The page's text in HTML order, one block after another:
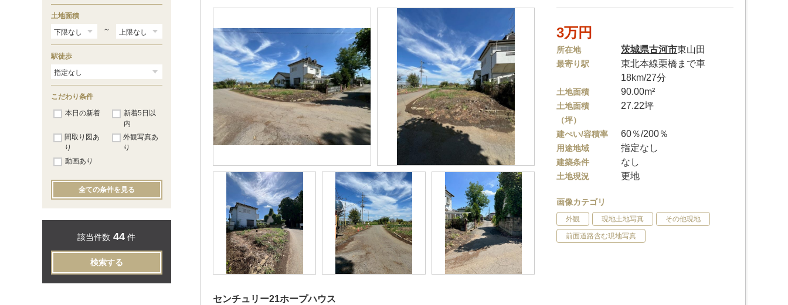
3万円
所在地 茨城県古河市東山田
最寄り駅
東北本線栗橋まで車
18km/27分
土地面積 90.00m²
土地面積
（坪）
27.22坪
建ぺい/容積率 60％/200％
用途地域 指定なし
建築条件 なし
土地現況 更地
画像カテゴリ
外観 現地土地写真 その他現地
前面道路含む現地写真
センチュリー21ホープハウス
下片田（1）
関戸
長左エ門新田 （1）
仁連（1）
東諸川
東山田
諸川（6）
土地面積
～
駅徒歩
こだわり条件
本日の新着
新着5日以
内
間取り図あ
り
外観写真あ
り
動画あり
全ての条件を見る
該当件数 44 件
検索する